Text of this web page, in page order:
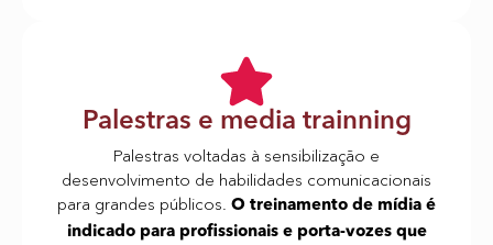
Palestras e media trainning
Palestras voltadas à sensibilização e
desenvolvimento de habilidades comunicacionais
para grandes públicos. O treinamento de mídia é
indicado para profissionais e porta-vozes que